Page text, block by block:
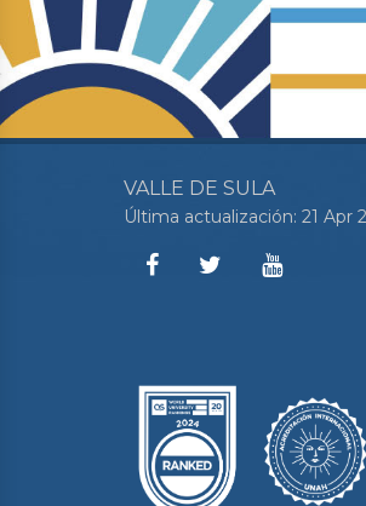
VALLE DE SULA
Última actualización: 21 Apr